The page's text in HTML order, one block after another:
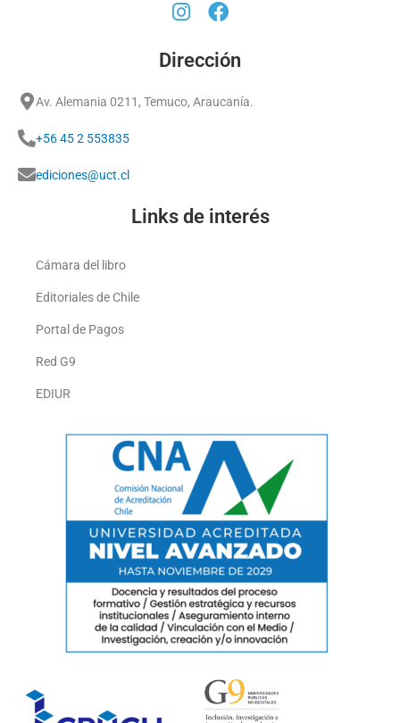
Dirección
Av. Alemania 0211, Temuco, Araucanía.
+56 45 2 553835
ediciones@uct.cl
Links de interés
Cámara del libro
Editoriales de Chile
Portal de Pagos
Red G9
EDIUR